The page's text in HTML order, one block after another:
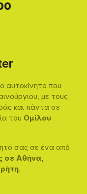
αυτοκίνητο που
με τους
και πάντα σε
του Ομίλου
σας σε ένα από
σε Αθήνα,
.